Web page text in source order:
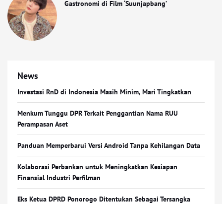
Gastronomi di Film ‘Suunjapbang’
News
Investasi RnD di Indonesia Masih Minim, Mari Tingkatkan
Menkum Tunggu DPR Terkait Penggantian Nama RUU
Perampasan Aset
Panduan Memperbarui Versi Android Tanpa Kehilangan Data
Kolaborasi Perbankan untuk Meningkatkan Kesiapan
Finansial Industri Perfilman
Eks Ketua DPRD Ponorogo Ditentukan Sebagai Tersangka